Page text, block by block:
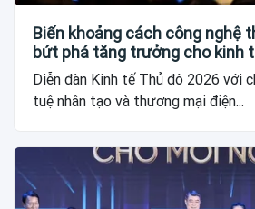
Biến khoảng cách công nghệ
bứt phá tăng trưởng cho kinh
Diễn đàn Kinh tế Thủ đô 2026 với
tuệ nhân tạo và thương mại điện...